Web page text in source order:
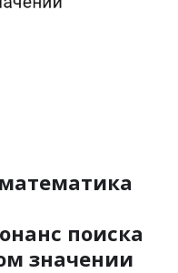
поиска
значении